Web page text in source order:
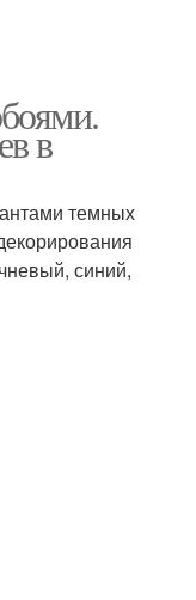
в
темных
синий,